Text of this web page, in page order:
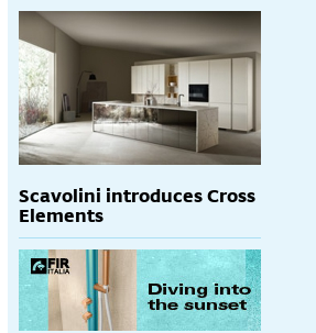
Scavolini introduces Cross
Elements